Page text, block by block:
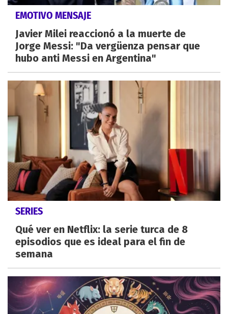
EMOTIVO MENSAJE
Javier Milei reaccionó a la muerte de
Jorge Messi: "Da vergüenza pensar que
hubo anti Messi en Argentina"
SERIES
Qué ver en Netflix: la serie turca de 8
episodios que es ideal para el fin de
semana